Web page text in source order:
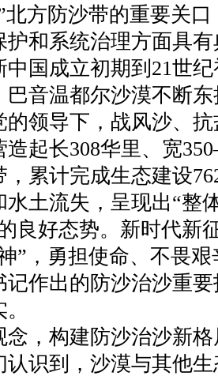
北方防沙带的重要关
护和系统治理方面具
国成立初期到21世
巴音温都尔沙漠不断
的领导下，战风沙、
造起长308华里、宽
，累计完成生态建设
土流失，呈现出“整
良好态势。新时代新
”，勇担使命、不畏
记作出的防沙治沙重
构建防沙治沙新格
认识到，沙漠与其他